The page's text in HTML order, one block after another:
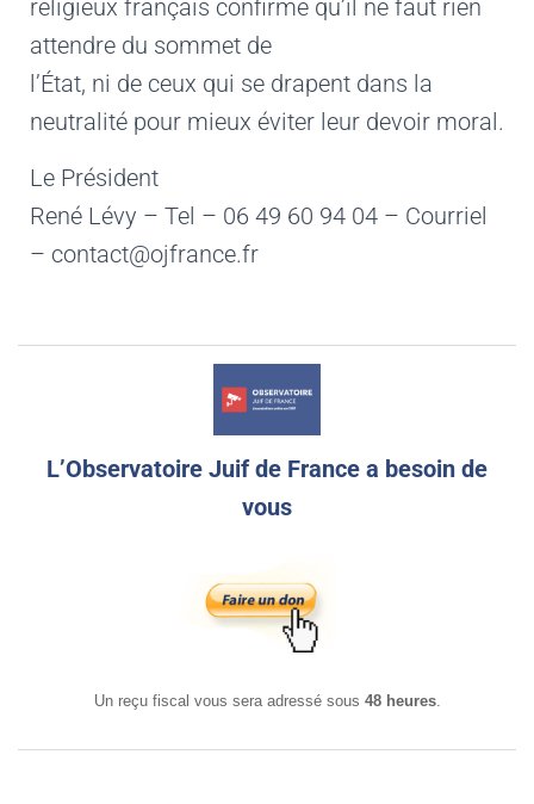
religieux français confirme qu’il ne faut rien
attendre du sommet de
l’État, ni de ceux qui se drapent dans la
neutralité pour mieux éviter leur devoir moral.
Le Président
René Lévy – Tel – 06 49 60 94 04 – Courriel
– contact@ojfrance.fr
L’Observatoire Juif de France a besoin de
vous
Un reçu fiscal vous sera adressé sous 48 heures.